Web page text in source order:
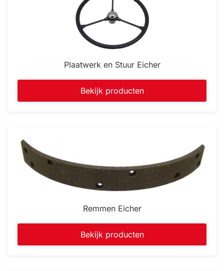
Plaatwerk en Stuur Eicher
Bekijk producten
Remmen Eicher
Bekijk producten